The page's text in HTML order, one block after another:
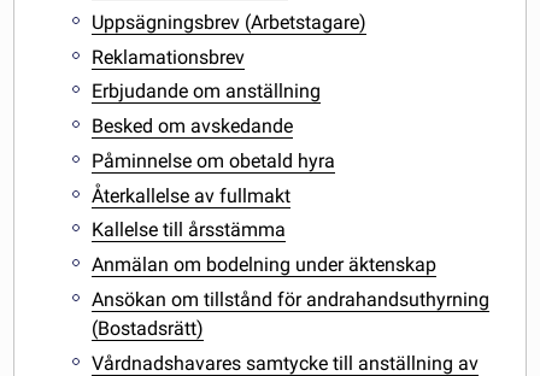
Uppsägningsbrev (Arbetstagare)
Reklamationsbrev
Erbjudande om anställning
Besked om avskedande
Påminnelse om obetald hyra
Återkallelse av fullmakt
Kallelse till årsstämma
Anmälan om bodelning under äktenskap
Ansökan om tillstånd för andrahandsuthyrning
(Bostadsrätt)
Vårdnadshavares samtycke till anställning av